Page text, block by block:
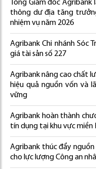
Tổng Giám đốc
thông dư địa tăng
nhiệm vụ năm 2026
Agribank Chi nhánh Sóc
giá tài sản số 227
Agribank nâng cao chất
hiệu quả nguồn vốn và
vững
Agribank hoàn thành
tín dụng tại khu vực miền
Agribank thúc đẩy
cho lực lượng Công an